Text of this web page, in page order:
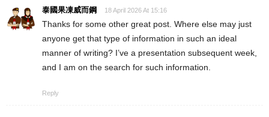
泰國果凍威而鋼 18 April 2026 At 15:16
Thanks for some other great post. Where else may just
anyone get that type of information in such an ideal
manner of writing? I’ve a presentation subsequent week,
and I am on the search for such information.
Reply